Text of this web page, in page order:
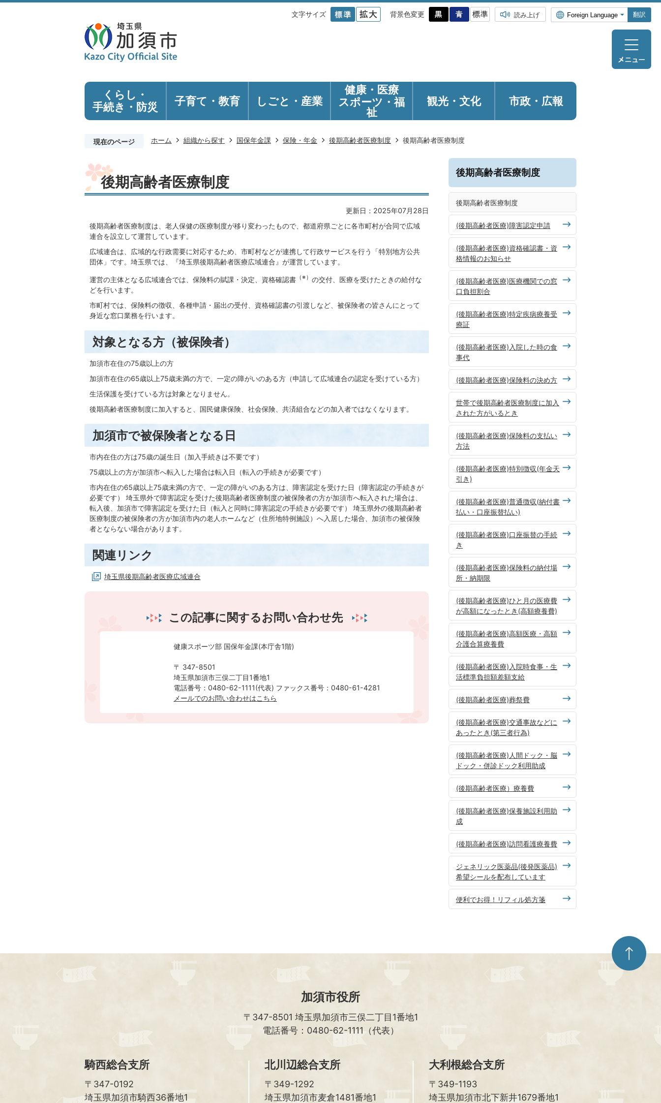
文字サイズ 背景色変更 読み上げ 翻訳
くらし・
手続き ・防災 子育て・教育 しごと・産業
健康・医療
スポーツ・福
祉
観光・ 文化 市政・広報
現在のページ ホーム 組織から探す 国保年金課 保険・年金 後期高齢者医療制度 後期高齢者医療制度
後期高齢者医療制度
更新日：2025年07月28日
後期高齢者医療制度は、老人保健の医療制度が移り変わったもので、都道府県ごとに各市町村が合同で広域
連合を設立して運営しています。
広域連合は、広域的な行政需要に対応するため、市町村などが連携して行政サービスを行う「特別地方公共
団体」です。埼玉県では、『埼玉県後期高齢者医療広域連合』が運営しています。
運営の主体となる広域連合では、保険料の賦課・決定、資格確認書 （※） の交付、医療を受けたときの給付な
どを行います。
市町村では、保険料の徴収、各種申請・届出の受付、資格確認書の引渡しなど、被保険者の皆さんにとって
身近な窓口業務を行います。
対象となる方（被保険者）
加須市在住の75歳以上の方
加須市在住の65歳以上75歳未満の方で、一定の障がいのある方（申請して広域連合の認定を受けている方）
生活保護を受けている方は対象となりません。
後期高齢者医療制度に加入すると、国民健康保険、社会保険、共済組合などの加入者ではなくなります。
加須市で被保険者となる日
市内在住の方は75歳の誕生日（加入手続きは不要です）
75歳以上の方が加須市へ転入した場合は転入日（転入の手続きが必要です）
市内在住の65歳以上75歳未満の方で、一定の障がいのある方は、障害認定を受けた日（障害認定の手続きが
必要です） 埼玉県外で障害認定を受けた後期高齢者医療制度の被保険者の方が加須市へ転入された場合は、
転入後、加須市で障害認定を受けた日（転入と同時に障害認定の手続きが必要です） 埼玉県外の後期高齢者
医療制度の被保険者の方が加須市内の老人ホームなど（住所地特例施設）へ入居した場合、加須市の被保険
者とならない場合があります。
関連リンク
埼玉県後期高齢者医療広域連合
この記事に関するお問い合わせ先
健康スポーツ部 国保年金課(本庁舎1階)
〒 347-8501
埼玉県加須市三俣二丁目1番地1
電話番号：0480-62-1111(代表) ファックス番号：0480-61-4281
メールでのお問い合わせはこちら
後期高齢者医療制度
後期高齢者医療制度
(後期高齢者医療)障害認定申請
(後期高齢者医療)資格確認書・資
格情報のお知らせ
(後期高齢者医療)医療機関での窓
口負担割合
(後期高齢者医療)特定疾病療養受
療証
(後期高齢者医療)入院した時の食
事代
(後期高齢者医療)保険料の決め方
世帯で後期高齢者医療制度に加入
された方がいるとき
(後期高齢者医療)保険料の支払い
方法
(後期高齢者医療)特別徴収(年金天
引き)
(後期高齢者医療)普通徴収(納付書
払い・口座振替払い)
(後期高齢者医療)口座振替の手続
き
(後期高齢者医療)保険料の納付場
所・納期限
(後期高齢者医療)ひと月の医療費
が高額になったとき(高額療養費)
(後期高齢者医療)高額医療・高額
介護合算療養費
(後期高齢者医療)入院時食事・生
活標準負担額差額支給
(後期高齢者医療)葬祭費
(後期高齢者医療)交通事故などに
あったとき(第三者行為)
(後期高齢者医療)人間ドック・脳
ドック・併診ドック利用助成
(後期高齢者医療）療養費
(後期高齢者医療)保養施設利用助
成
(後期高齢者医療)訪問看護療養費
ジェネリック医薬品(後発医薬品)
希望シールを配布しています
便利でお得！リフィル処方箋
ペ
ー
ジ
加須市役所
〒347-8501 埼玉県加須市三俣二丁目1番地1
電話番号：0480-62-1111（代表）
騎西総合支所
〒347-0192
埼玉県加須市騎西36番地1
北川辺総合支所
〒349-1292
埼玉県加須市麦倉1481番地1
大利根総合支所
〒349-1193
埼玉県加須市北下新井1679番地1